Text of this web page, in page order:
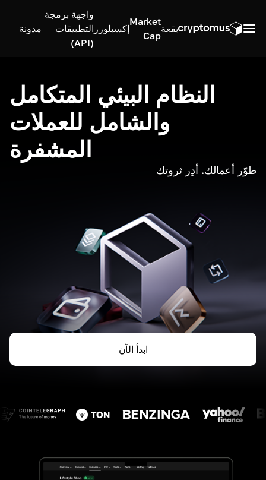
بقعة
Market
Cap
إكسبلورر
واجهة برمجة
التطبيقات
(API)
مدونة
النظام البيئي المتكامل
والشامل للعملات
المشفرة
طوّر أعمالك. أدِر ثروتك
ابدأ الآن